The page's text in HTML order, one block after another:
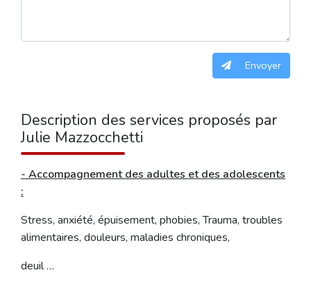
Envoyer
Description des services proposés par
Julie Mazzocchetti
- Accompagnement des adultes et des adolescents
:
Stress, anxiété, épuisement, phobies, Trauma, troubles
alimentaires, douleurs, maladies chroniques,
deuil …